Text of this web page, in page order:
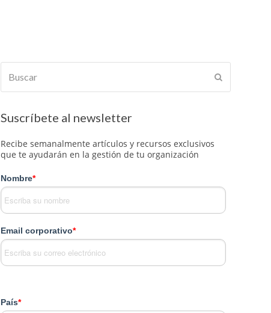
Suscríbete al newsletter
Recibe semanalmente artículos y recursos exclusivos
que te ayudarán en la gestión de tu organización
Nombre*
Email corporativo*
País*